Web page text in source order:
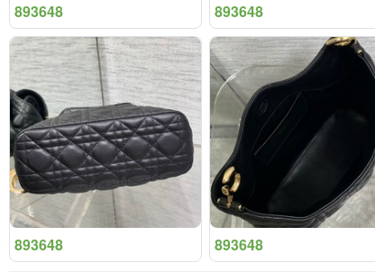
893648 893648
893648 893648